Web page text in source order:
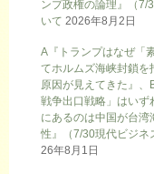
ンプ政権の論理』（
いて 2026年8月2日
A『トランプはなぜ「
てホルムズ海峡封鎖
原因が見えてきた』、
戦争出口戦略」はい
にあるのは中国が台
性』（7/30現代ビジ
26年8月1日